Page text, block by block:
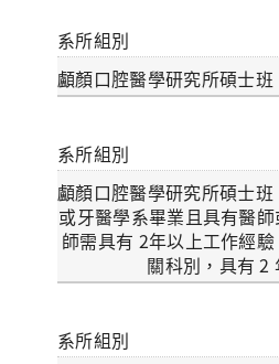
或牙醫學系畢業且具有醫
師需具有 2年以上工作經
關科別，具有 2